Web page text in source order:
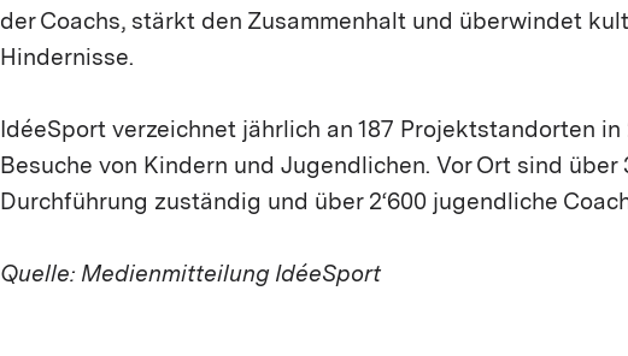
der Coachs, stärkt den Zusammenhalt und überwindet
Hindernisse.
IdéeSport verzeichnet jährlich an 187 Projektstandorten in
Besuche von Kindern und Jugendlichen. Vor Ort sind
Durchführung zuständig und über 2‘600 jugendliche
Quelle: Medienmitteilung IdéeSport